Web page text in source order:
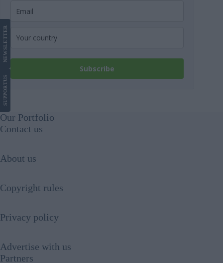
Subscribe
SUPPORT
US
NEWS
LETTER
Our Portfolio
Contact us
About us
Copyright rules
Privacy policy
Advertise with us
Partners